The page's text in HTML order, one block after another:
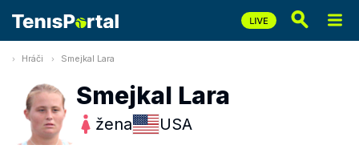
Hráči Smejkal Lara
Smejkal Lara
žena USA